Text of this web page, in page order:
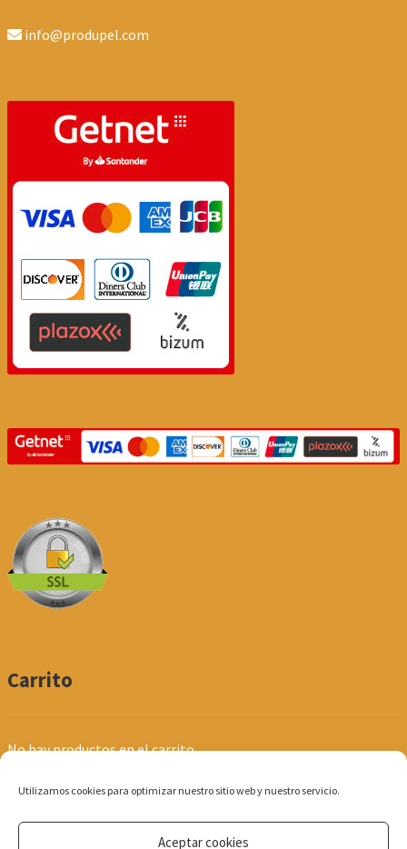
Utilizamos cookies para optimizar nuestro sitio web y nuestro servicio.
Aceptar cookies
info@produpel.com
Carrito
No hay productos en el carrito.